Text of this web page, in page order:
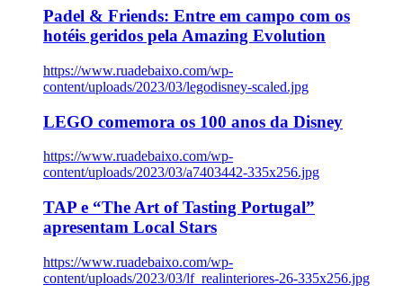
Padel & Friends: Entre em campo com os
hotéis geridos pela Amazing Evolution
https://www.ruadebaixo.com/wp-
content/uploads/2023/03/legodisney-scaled.jpg
LEGO comemora os 100 anos da Disney
https://www.ruadebaixo.com/wp-
content/uploads/2023/03/a7403442-335x256.jpg
TAP e “The Art of Tasting Portugal”
apresentam Local Stars
https://www.ruadebaixo.com/wp-
content/uploads/2023/03/lf_realinteriores-26-335x256.jpg